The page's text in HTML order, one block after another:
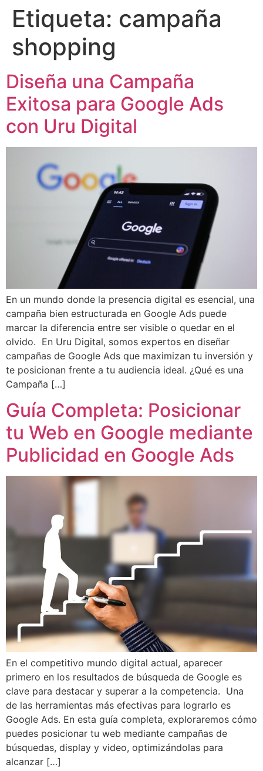
Etiqueta: campaña
shopping
Diseña una Campaña
Exitosa para Google Ads
con Uru Digital
En un mundo donde la presencia digital es esencial, una
campaña bien estructurada en Google Ads puede
marcar la diferencia entre ser visible o quedar en el
olvido. En Uru Digital, somos expertos en diseñar
campañas de Google Ads que maximizan tu inversión y
te posicionan frente a tu audiencia ideal. ¿Qué es una
Campaña […]
Guía Completa: Posicionar
tu Web en Google mediante
Publicidad en Google Ads
En el competitivo mundo digital actual, aparecer
primero en los resultados de búsqueda de Google es
clave para destacar y superar a la competencia. Una
de las herramientas más efectivas para lograrlo es
Google Ads. En esta guía completa, exploraremos cómo
puedes posicionar tu web mediante campañas de
búsquedas, display y video, optimizándolas para
alcanzar […]